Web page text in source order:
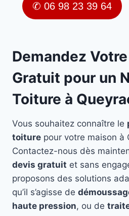
✆ 06 98 23 39 64
Demandez
Gratuit pour un
Toiture à
Vous souhaitez connaître le
toiture pour votre maison à
Contactez-nous dès
devis gratuit et sans
proposons des solutions
qu’il s’agisse de
haute pression, ou de